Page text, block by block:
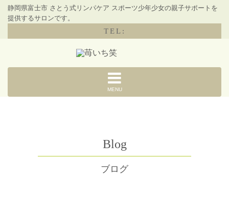
静岡県富士市 さとう式リンパケア スポーツ少年少女の親子サポートを
提供するサロンです。
TEL:
MENU
Blog
ブログ